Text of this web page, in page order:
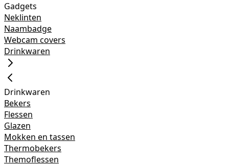
Gadgets
Neklinten
Naambadge
Webcam covers
Drinkwaren
Drinkwaren
Bekers
Flessen
Glazen
Mokken en tassen
Thermobekers
Themoflessen